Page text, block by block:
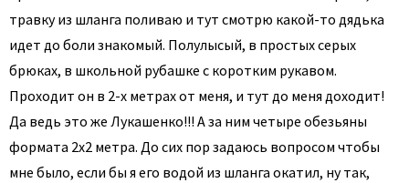
травку из шланга поливаю и тут смотрю какой-то дядька
идет до боли знакомый. Полулысый, в простых серых
брюках, в школьной рубашке с коротким рукавом.
Проходит он в 2-х метрах от меня, и тут до меня доходит!
Да ведь это же Лукашенко!!! А за ним четыре обезьяны
формата 2х2 метра. До сих пор задаюсь вопросом чтобы
мне было, если бы я его водой из шланга окатил, ну так,